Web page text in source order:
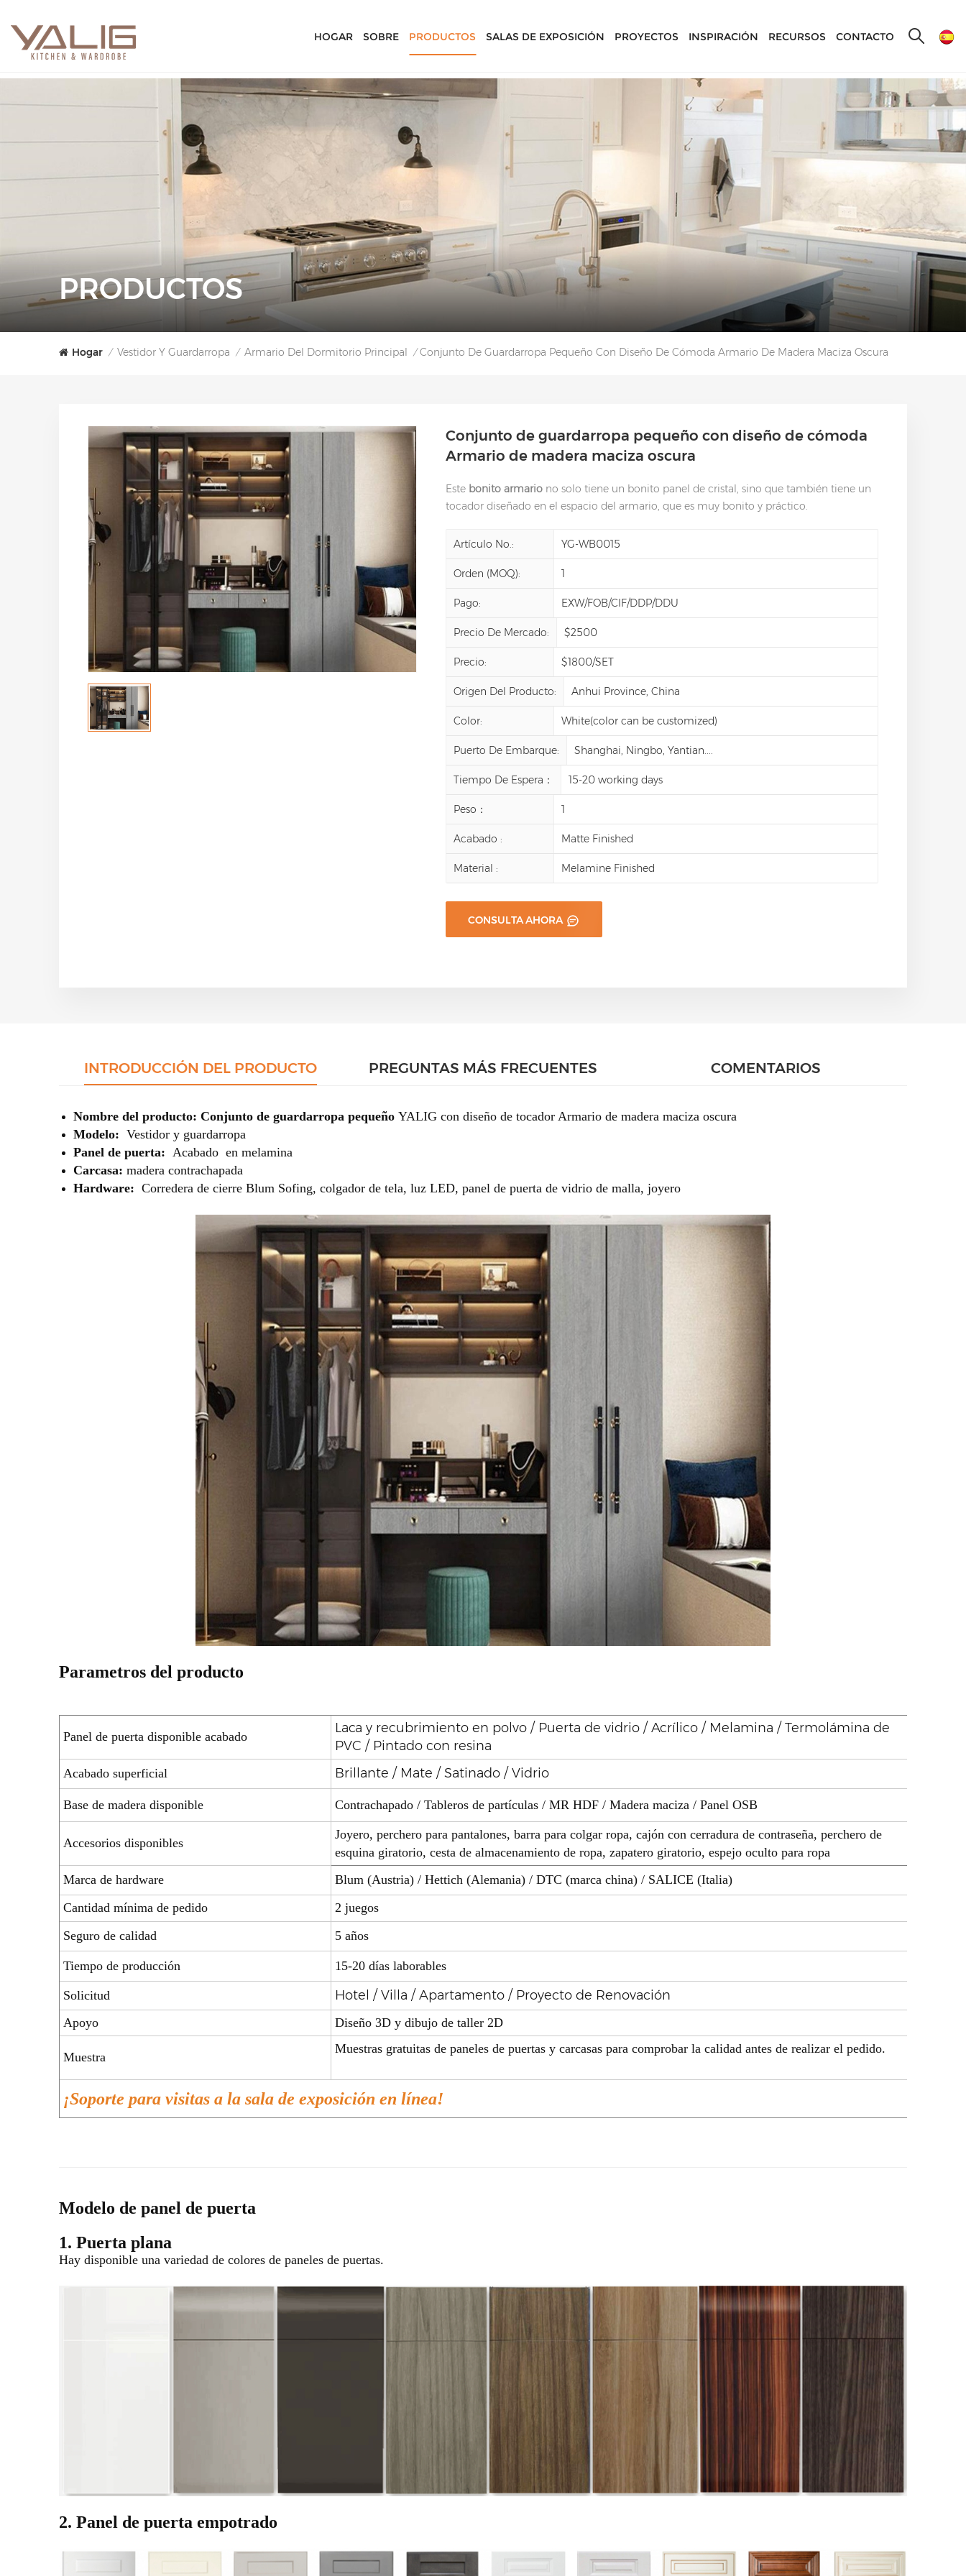
HOGAR SOBRE PRODUCTOS SALAS DE EXPOSICIÓN PROYECTOS INSPIRACIÓN RECURSOS CONTACTO
PRODUCTOS
Hogar / Vestidor Y Guardarropa / Armario Del Dormitorio Principal / Conjunto De Guardarropa Pequeño Con Diseño De Cómoda Armario De Madera Maciza Oscura
Conjunto de guardarropa pequeño con diseño de cómoda
Armario de madera maciza oscura
Este bonito armario no solo tiene un bonito panel de cristal, sino que también tiene un
tocador diseñado en el espacio del armario, que es muy bonito y práctico.
Artículo No.: YG-WB0015
Orden (MOQ): 1
Pago: EXW/FOB/CIF/DDP/DDU
Precio De Mercado: $2500
Precio: $1800/SET
Origen Del Producto: Anhui Province, China
Color: White(color can be customized)
Puerto De Embarque: Shanghai, Ningbo, Yantian....
Tiempo De Espera： 15-20 working days
Peso： 1
Acabado : Matte Finished
Material : Melamine Finished
CONSULTA AHORA
INTRODUCCIÓN DEL PRODUCTO PREGUNTAS MÁS FRECUENTES COMENTARIOS
Nombre del producto: Conjunto de guardarropa pequeño YALIG con diseño de tocador Armario de madera maciza oscura
Modelo: Vestidor y guardarropa
Panel de puerta: Acabado en melamina
Carcasa: madera contrachapada
Hardware: Corredera de cierre Blum Sofing, colgador de tela, luz LED, panel de puerta de vidrio de malla, joyero
Parametros del producto
Panel de puerta disponible acabado
Laca y recubrimiento en polvo / Puerta de vidrio / Acrílico / Melamina / Termolámina de
PVC / Pintado con resina
Acabado superficial Brillante / Mate / Satinado / Vidrio
Base de madera disponible Contrachapado / Tableros de partículas / MR HDF / Madera maciza / Panel OSB
Accesorios disponibles
Joyero, perchero para pantalones, barra para colgar ropa, cajón con cerradura de contraseña, perchero de
esquina giratorio, cesta de almacenamiento de ropa, zapatero giratorio, espejo oculto para ropa
Marca de hardware
Blum (Austria) / Hettich (Alemania) / DTC (marca china) / SALICE (Italia)
Cantidad mínima de pedido
2 juegos
Seguro de calidad
5 años
Tiempo de producción 15-20 días laborables
Solicitud Hotel / Villa / Apartamento / Proyecto de Renovación
Apoyo Diseño 3D y dibujo de taller 2D
Muestra
Muestras gratuitas de paneles de puertas y carcasas para comprobar la calidad antes de realizar el pedido.
¡Soporte para visitas a la sala de exposición en línea!
Modelo de panel de puerta
1. Puerta plana
Hay disponible una variedad de colores de paneles de puertas.
2. Panel de puerta empotrado